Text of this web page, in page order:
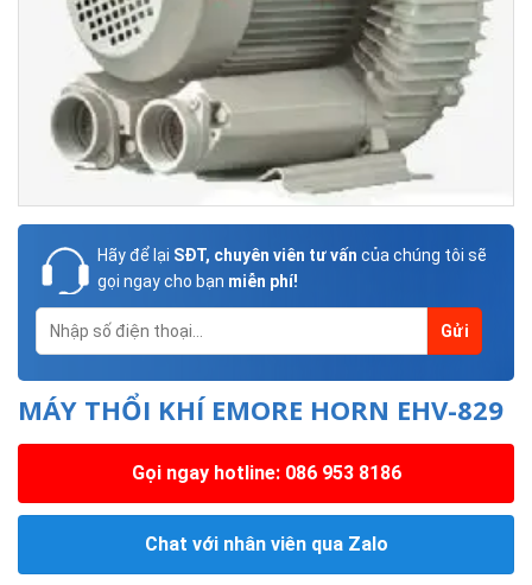
Hãy để lại SĐT, chuyên viên tư vấn của chúng tôi sẽ
gọi ngay cho bạn miễn phí!
MÁY THỔI KHÍ EMORE HORN EHV-829
Gọi ngay hotline: 086 953 8186
Chat với nhân viên qua Zalo